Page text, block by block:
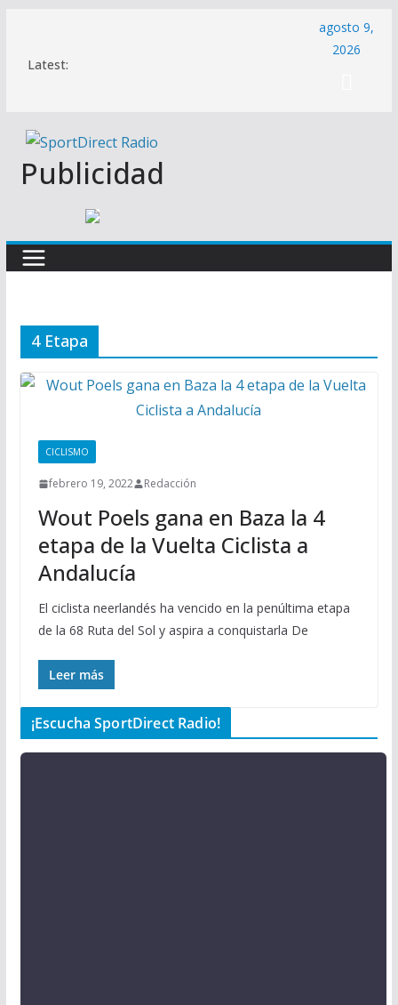
contenido
Latest:
agosto 9,
2026
Publicidad
4 Etapa
CICLISMO
febrero 19, 2022 Redacción
Wout Poels gana en Baza la 4
etapa de la Vuelta Ciclista a
Andalucía
El ciclista neerlandés ha vencido en la penúltima etapa
de la 68 Ruta del Sol y aspira a conquistarla De
Leer más
¡Escucha SportDirect Radio!